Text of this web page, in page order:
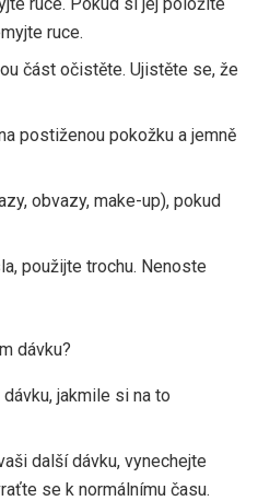
ruce.
část očistěte. Ujistěte se, že
postiženou pokožku a jemně
obvazy, make-up), pokud
použijte trochu. Nenoste
dávku?
jakmile si na to
další dávku, vynechejte
se k normálnímu času.